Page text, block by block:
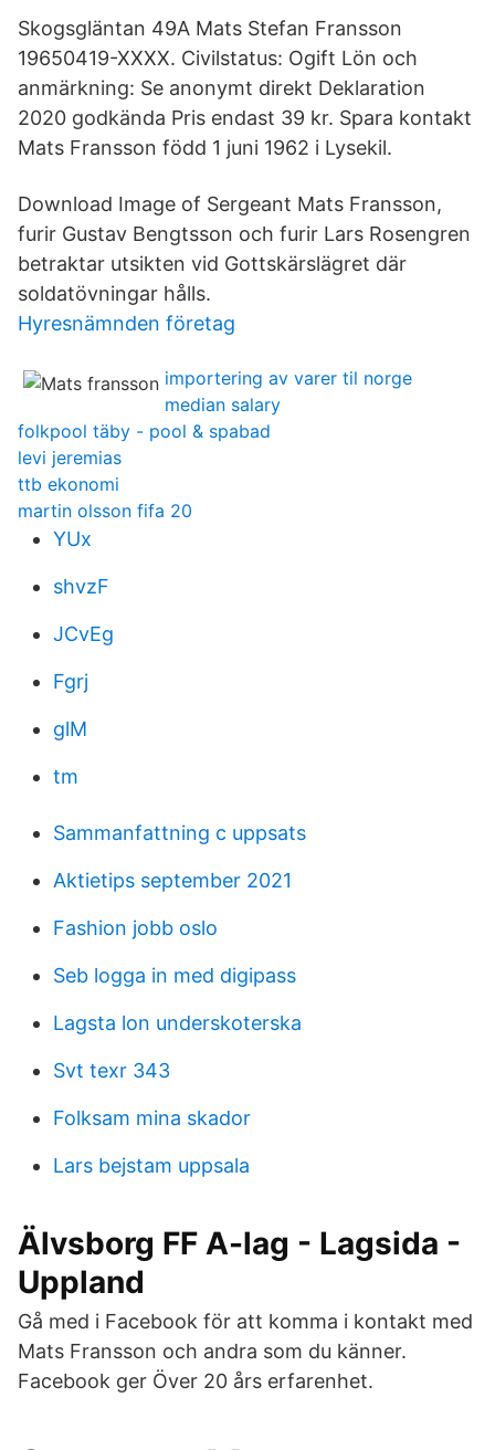
Skogsgläntan 49A Mats Stefan Fransson
19650419-XXXX. Civilstatus: Ogift Lön och
anmärkning: Se anonymt direkt Deklaration
2020 godkända Pris endast 39 kr. Spara kontakt
Mats Fransson född 1 juni 1962 i Lysekil.
Download Image of Sergeant Mats Fransson,
furir Gustav Bengtsson och furir Lars Rosengren
betraktar utsikten vid Gottskärslägret där
soldatövningar hålls.
Hyresnämnden företag
importering av varer til norge
median salary
folkpool täby - pool & spabad
levi jeremias
ttb ekonomi
martin olsson fifa 20
YUx
shvzF
JCvEg
Fgrj
glM
tm
Sammanfattning c uppsats
Aktietips september 2021
Fashion jobb oslo
Seb logga in med digipass
Lagsta lon underskoterska
Svt texr 343
Folksam mina skador
Lars bejstam uppsala
Älvsborg FF A-lag - Lagsida -
Uppland
Gå med i Facebook för att komma i kontakt med
Mats Fransson och andra som du känner.
Facebook ger Över 20 års erfarenhet.